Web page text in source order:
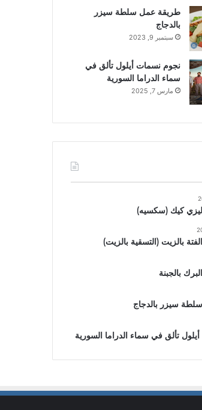
طريقة عمل سلطة سيزر
بالدجاج
سبتمبر 9, 2023
نجوم نسمات أيلول تألق في
سماء الدراما السورية
مارس 7, 2025
كيك (سكسيه)
بالزيت (التسقية بالزيت)
بالجبنة
سيزر بالدجاج
تألق في سماء الدراما السورية